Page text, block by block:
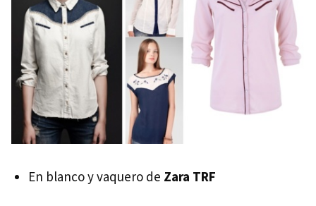
En blanco y vaquero de Zara TRF